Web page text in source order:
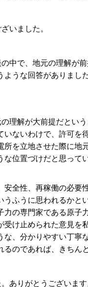
いました。
中で、地元の理解が
ような回答がありま
理解が大前提だとい
いないわけで、許可を
所を立地させた際に地
な位置づけだと思って
全性、再稼働の必要
うふうに思われるか
力の専門家である原
受け止められた意見
な、分かりやすい丁
のであれば、きちん
ありがとうございます